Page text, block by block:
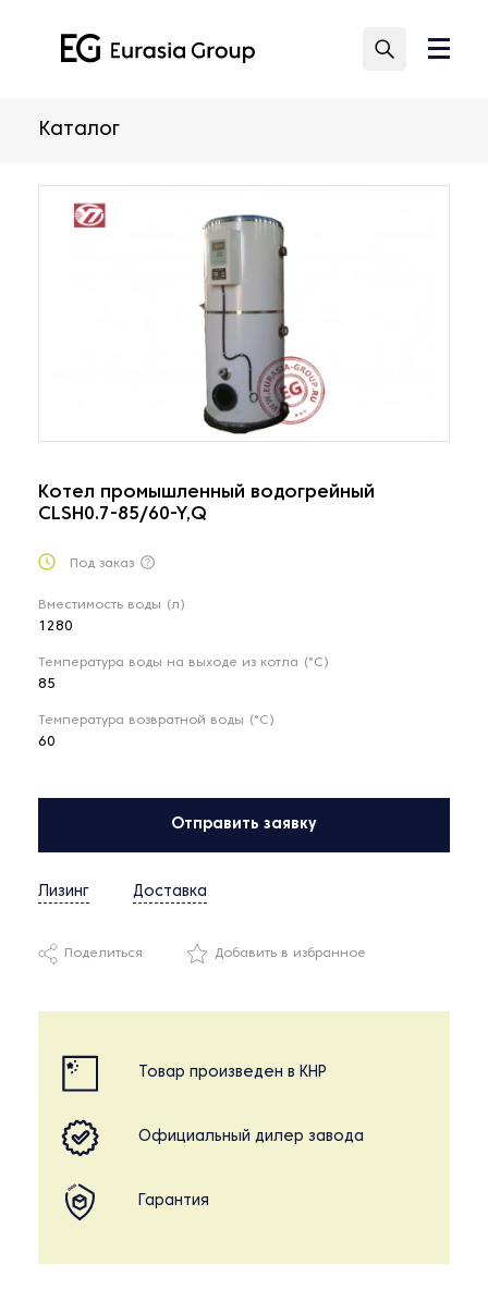
Каталог
Котел промышленный водогрейный
CLSH0.7-85/60-Y,Q
Под заказ
Вместимость воды (л)
1280
Температура воды на выходе из котла (°С)
85
Температура возвратной воды (°С)
60
Отправить заявку
Лизинг Доставка
Поделиться Добавить в избранное
Товар произведен в КНР
Официальный дилер завода
Гарантия